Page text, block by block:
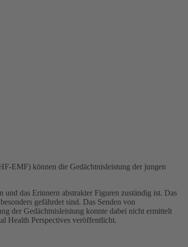
EMF) können die Gedächtnisleistung der jungen
das Erinnern abstrakter Figuren zuständig ist. Das
gefährdet sind. Das Senden von
der Gedächtnisleistung konnte dabei nicht ermittelt
Health Perspectives veröffentlicht.